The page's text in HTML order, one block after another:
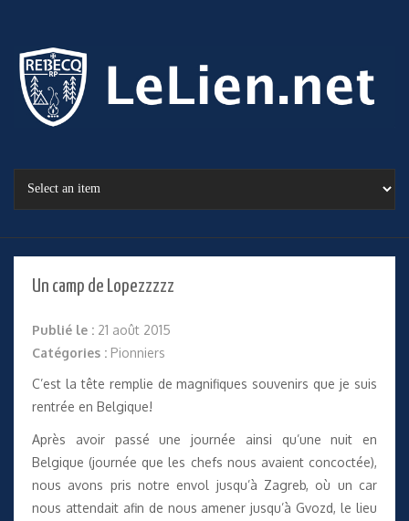
Un camp de Lopezzzzz
Publié le : 21 août 2015
Catégories : Pionniers
C’est la tête remplie de magnifiques souvenirs que je suis
rentrée en Belgique!
Après avoir passé une journée ainsi qu’une nuit en
Belgique (journée que les chefs nous avaient concoctée),
nous avons pris notre envol jusqu’à Zagreb, où un car
nous attendait afin de nous amener jusqu’à Gvozd, le lieu